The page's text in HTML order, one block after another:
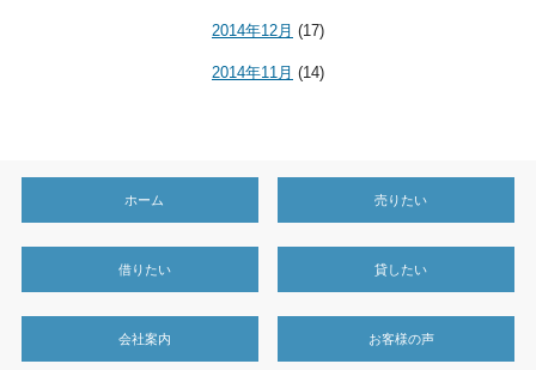
2014年12月 (17)
2014年11月 (14)
ホーム 売りたい
借りたい 貸したい
会社案内 お客様の声